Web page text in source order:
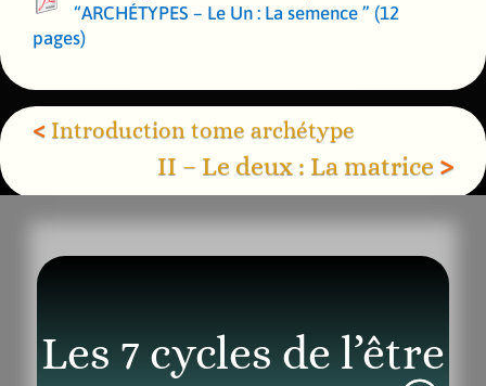
“ARCHÉTYPES – Le Un : La semence ” (12
pages)
< Introduction tome archétype
II – Le deux : La matrice >
Les 7 cycles de l’être